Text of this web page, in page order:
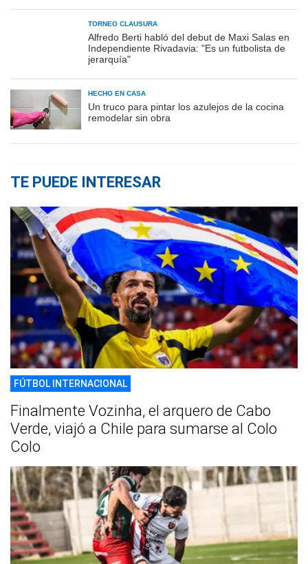
TORNEO CLAUSURA
Alfredo Berti habló del debut de Maxi Salas en
Independiente Rivadavia: "Es un futbolista de
jerarquía"
HECHO EN CASA
Un truco para pintar los azulejos de la cocina
remodelar sin obra
TE PUEDE INTERESAR
FÚTBOL INTERNACIONAL
Finalmente Vozinha, el arquero de Cabo
Verde, viajó a Chile para sumarse al Colo
Colo